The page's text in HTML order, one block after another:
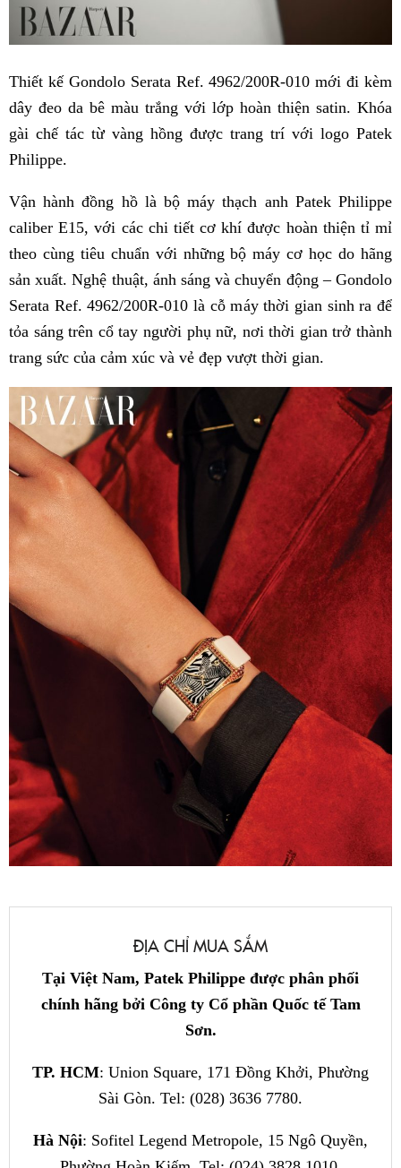
Thiết kế Gondolo Serata Ref. 4962/200R-010 mới đi kèm
dây đeo da bê màu trắng với lớp hoàn thiện satin. Khóa
gài chế tác từ vàng hồng được trang trí với logo Patek
Philippe.
Vận hành đồng hồ là bộ máy thạch anh Patek Philippe
caliber E15, với các chi tiết cơ khí được hoàn thiện tỉ mỉ
theo cùng tiêu chuẩn với những bộ máy cơ học do hãng
sản xuất. Nghệ thuật, ánh sáng và chuyển động – Gondolo
Serata Ref. 4962/200R-010 là cỗ máy thời gian sinh ra để
tỏa sáng trên cổ tay người phụ nữ, nơi thời gian trở thành
trang sức của cảm xúc và vẻ đẹp vượt thời gian.
ĐỊA CHỈ MUA SẮM
Tại Việt Nam, Patek Philippe được phân phối
chính hãng bởi Công ty Cổ phần Quốc tế Tam
Sơn.
TP. HCM: Union Square, 171 Đồng Khởi, Phường
Sài Gòn. Tel: (028) 3636 7780.
Hà Nội: Sofitel Legend Metropole, 15 Ngô Quyền,